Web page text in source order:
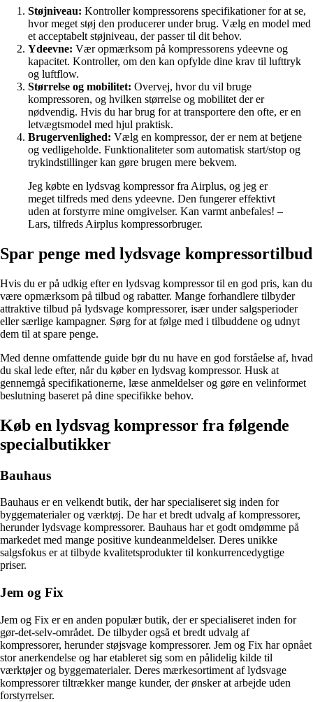
Støjniveau: Kontroller kompressorens specifikationer for at se,
hvor meget støj den producerer under brug. Vælg en model med
et acceptabelt støjniveau, der passer til dit behov.
Ydeevne: Vær opmærksom på kompressorens ydeevne og
kapacitet. Kontroller, om den kan opfylde dine krav til lufttryk
og luftflow.
Størrelse og mobilitet: Overvej, hvor du vil bruge
kompressoren, og hvilken størrelse og mobilitet der er
nødvendig. Hvis du har brug for at transportere den ofte, er en
letvægtsmodel med hjul praktisk.
Brugervenlighed: Vælg en kompressor, der er nem at betjene
og vedligeholde. Funktionaliteter som automatisk start/stop og
trykindstillinger kan gøre brugen mere bekvem.
Jeg købte en lydsvag kompressor fra Airplus, og jeg er
meget tilfreds med dens ydeevne. Den fungerer effektivt
uden at forstyrre mine omgivelser. Kan varmt anbefales! –
Lars, tilfreds Airplus kompressorbruger.
Spar penge med lydsvage kompressortilbud
Hvis du er på udkig efter en lydsvag kompressor til en god pris, kan du
være opmærksom på tilbud og rabatter. Mange forhandlere tilbyder
attraktive tilbud på lydsvage kompressorer, især under salgsperioder
eller særlige kampagner. Sørg for at følge med i tilbuddene og udnyt
dem til at spare penge.
Med denne omfattende guide bør du nu have en god forståelse af, hvad
du skal lede efter, når du køber en lydsvag kompressor. Husk at
gennemgå specifikationerne, læse anmeldelser og gøre en velinformet
beslutning baseret på dine specifikke behov.
Køb en lydsvag kompressor fra følgende
specialbutikker
Bauhaus
Bauhaus er en velkendt butik, der har specialiseret sig inden for
byggematerialer og værktøj. De har et bredt udvalg af kompressorer,
herunder lydsvage kompressorer. Bauhaus har et godt omdømme på
markedet med mange positive kundeanmeldelser. Deres unikke
salgsfokus er at tilbyde kvalitetsprodukter til konkurrencedygtige
priser.
Jem og Fix
Jem og Fix er en anden populær butik, der er specialiseret inden for
gør-det-selv-området. De tilbyder også et bredt udvalg af
kompressorer, herunder støjsvage kompressorer. Jem og Fix har opnået
stor anerkendelse og har etableret sig som en pålidelig kilde til
værktøjer og byggematerialer. Deres mærkesortiment af lydsvage
kompressorer tiltrækker mange kunder, der ønsker at arbejde uden
forstyrrelser.